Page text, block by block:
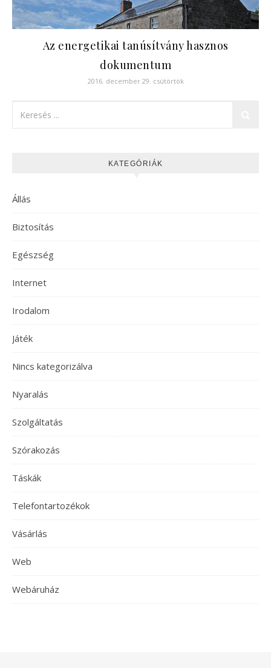
Az energetikai tanúsítvány hasznos
dokumentum
2016. december 29. csütörtök
KATEGÓRIÁK
Állás
Biztosítás
Egészség
Internet
Irodalom
Játék
Nincs kategorizálva
Nyaralás
Szolgáltatás
Szórakozás
Táskák
Telefontartozékok
Vásárlás
Web
Webáruház